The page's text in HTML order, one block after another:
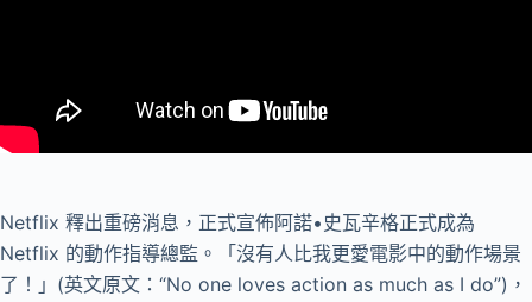
Netflix 釋出重磅消息，正式宣佈阿諾•史瓦辛格正式成為
Netflix 的動作指導總監。「沒有人比我更愛電影中的動作場景
了！」(英文原文：“No one loves action as much as I do”)，